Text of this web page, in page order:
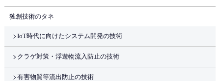
独創技術のタネ
IoT時代に向けたシステム開発の技術
クラゲ対策・浮遊物流入防止の技術
有害物質等流出防止の技術